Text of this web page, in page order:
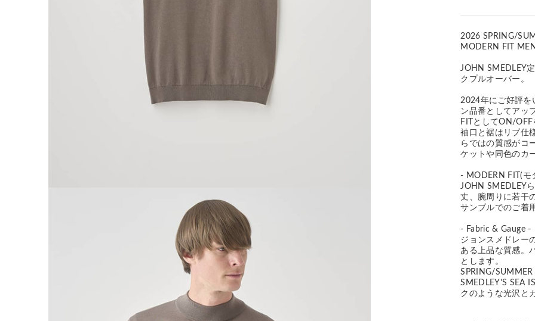
2026 SPRING/
MODERN FIT
JOHN SMEDLEY
クプルオーバー。
2024年にご好評を
ン品番としてアッ
FITとしてON/OFF
袖口と裾はリブ仕
らではの質感がコ
ケットや同色のカ
- MODERN FIT(モ
JOHN SMEDLEY
丈、腕周りに若干
サンブルでのご着
- Fabric & Gauge -
ジョンスメドレー
ある上品な質感。
とします。
SPRING/
SMEDLEY'S SEA
クのような光沢と